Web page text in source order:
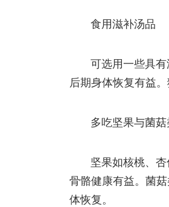
食用滋补汤品
可选用一些具
后期身体恢复有益
多吃坚果与菌菇
坚果如核桃、
骨骼健康有益。菌
体恢复。